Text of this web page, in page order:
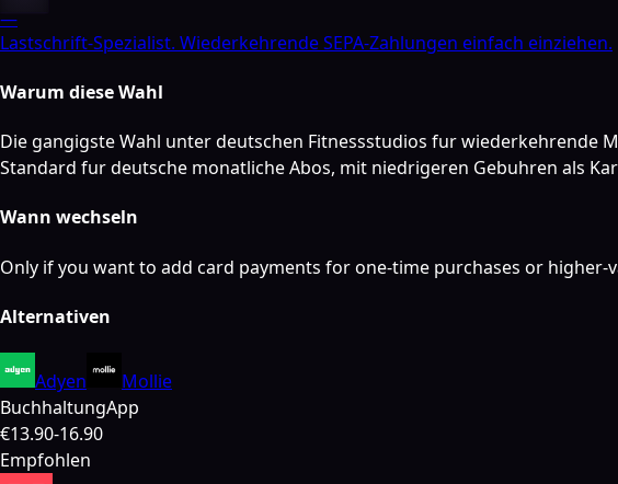
—
Lastschrift-Spezialist. Wiederkehrende SEPA-Zahlungen einfach einziehen.
Warum diese Wahl
Die gangigste Wahl unter deutschen Fitnessstudios fur wiederkehrende
Standard fur deutsche monatliche Abos, mit niedrigeren Gebuhren als
Wann wechseln
Only if you want to add card payments for one-time purchases or higher-
Alternativen
Adyen
Mollie
BuchhaltungApp
€13.90-16.90
Empfohlen